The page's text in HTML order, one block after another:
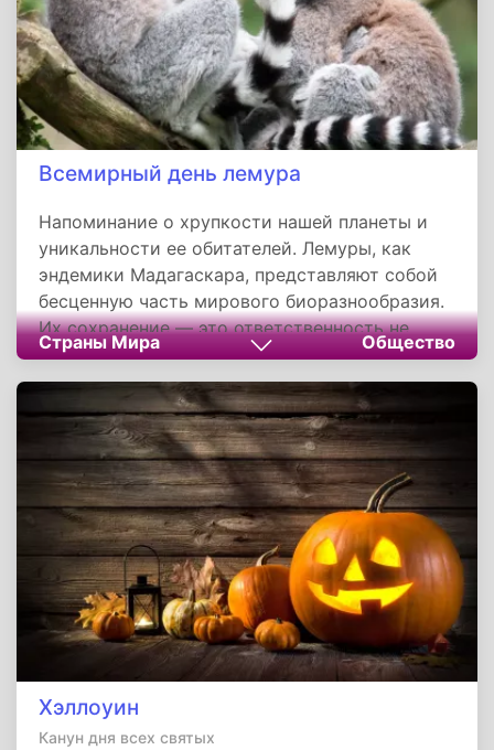
Всемирный день лемура
Напоминание о хрупкости нашей планеты и
уникальности ее обитателей. Лемуры, как
эндемики Мадагаскара, представляют собой
бесценную часть мирового биоразнообразия.
Их сохранение — это ответственность не
только мадагаскарцев, но и всего
человечества. Через образование, экотуризм
и международное сотрудничество мы можем
обеспечить этим удивительным созданиям
безопасное будущее.
Страны Мира Общество
Хэллоуин
Канун дня всех святых